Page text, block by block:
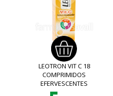
LEOTRON VIT C 18
COMPRIMIDOS
EFERVESCENTES